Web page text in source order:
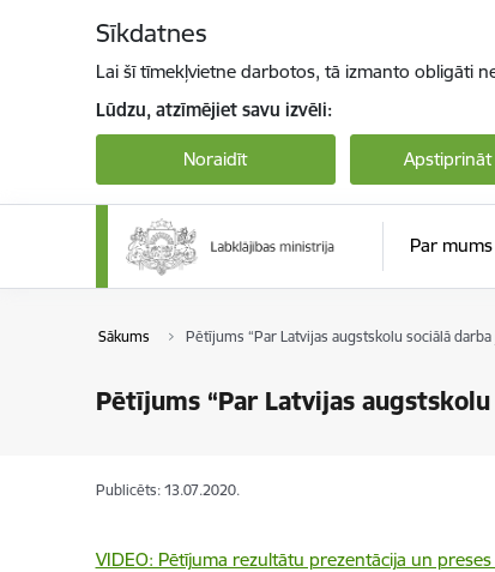
Sīkdatnes
Lai šī tīmekļvietne darbotos, tā izmanto obligāti
Lūdzu, atzīmējiet savu izvēli:
Noraidīt Apstiprināt
Par mums
Sākums Pētījums “Par Latvijas augstskolu sociālā
Pētījums “Par Latvijas
Publicēts: 13.07.2020.
VIDEO: Pētījuma rezultātu prezentācija un